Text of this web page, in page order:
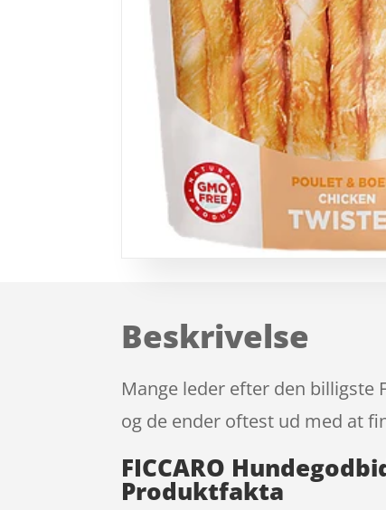
Beskrivelse
Mange leder efter den billigste
og de ender oftest ud med at
FICCARO
Produktfakta